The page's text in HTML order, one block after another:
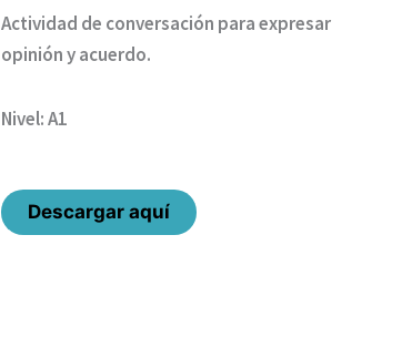
Actividad de conversación para expresar
opinión y acuerdo.
Nivel: A1
Descargar aquí